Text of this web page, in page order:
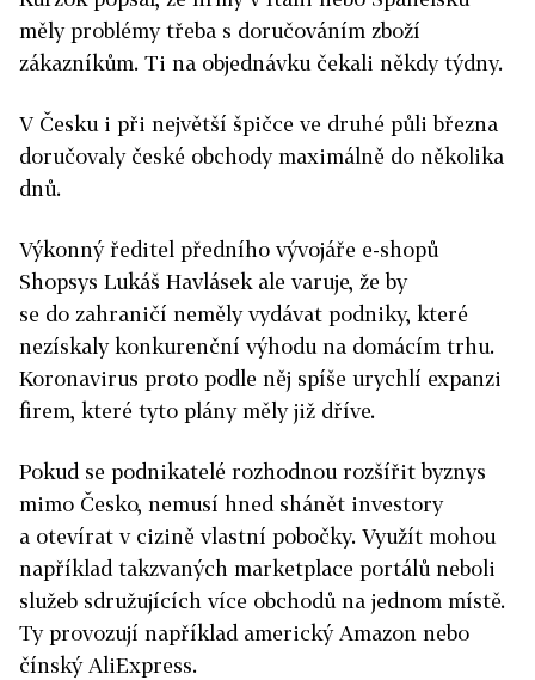
měly problémy třeba s doručováním zboží
zákazníkům. Ti na objednávku čekali někdy týdny.
V Česku i při největší špičce ve druhé půli března
doručovaly české obchody maximálně do několika
dnů.
Výkonný ředitel předního vývojáře e-shopů
Shopsys Lukáš Havlásek ale varuje, že by
se do zahraničí neměly vydávat podniky, které
nezískaly konkurenční výhodu na domácím trhu.
Koronavirus proto podle něj spíše urychlí expanzi
firem, které tyto plány měly již dříve.
Pokud se podnikatelé rozhodnou rozšířit byznys
mimo Česko, nemusí hned shánět investory
a otevírat v cizině vlastní pobočky. Využít mohou
například takzvaných marketplace portálů neboli
služeb sdružujících více obchodů na jednom místě.
Ty provozují například americký Amazon nebo
čínský AliExpress.